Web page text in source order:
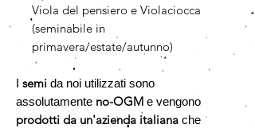
Viola del pensiero e Violaciocca
(seminabile in
primavera/estate/autunno)
I semi da noi utilizzati sono
assolutamente no-OGM e vengono
prodotti da un'azienda italiana che